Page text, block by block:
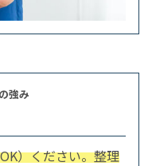
強み
）ください。整理